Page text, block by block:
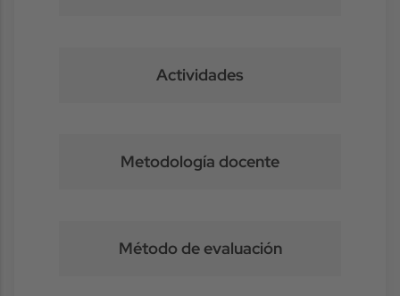
Actividades
Metodología docente
Método de evaluación